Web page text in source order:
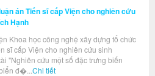
án Tiến sĩ cấp Viện cho nghiên cứu
Hạnh
Khoa học công nghệ xây dựng tổ chức
sĩ cấp Viện cho nghiên cứu sinh
"Nghiên cứu một số đặc trưng biến
đ�... Chi tiết